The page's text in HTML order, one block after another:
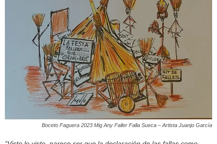
Boceto Faguera 2023 Mig Any Faller Falla Sueca – Artista Juanjo García